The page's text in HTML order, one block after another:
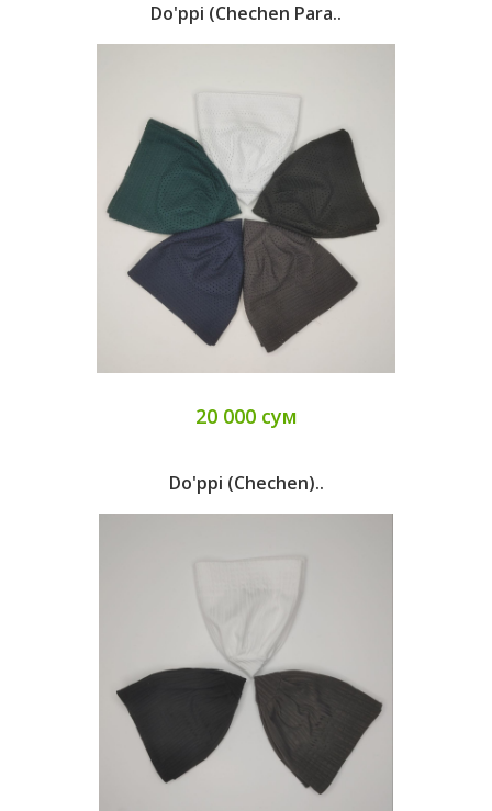
Do'ppi (chechen Para..
20 000 сум
Do'ppi (chechen)..